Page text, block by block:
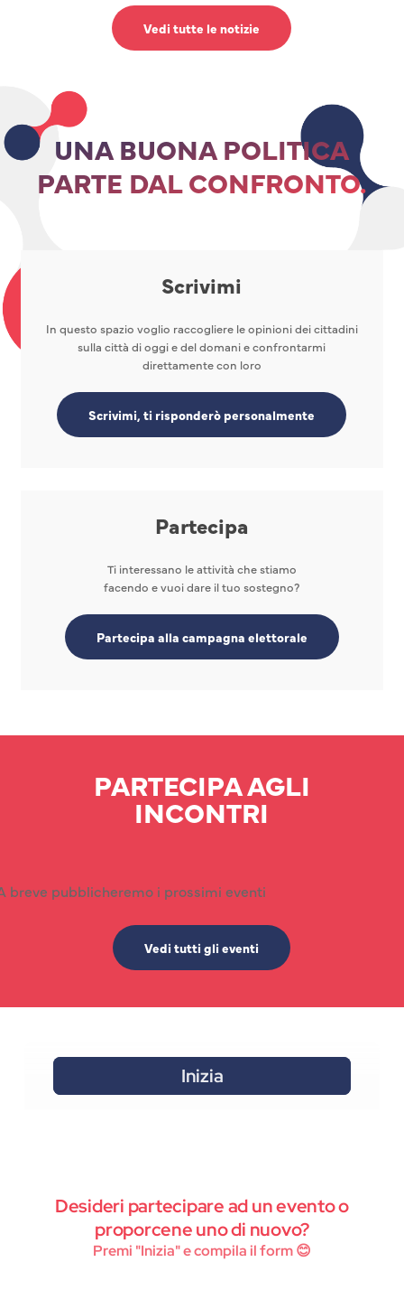
Vedi tutte le notizie
UNA BUONA POLITICA
PARTE DAL CONFRONTO.
Scrivimi
In questo spazio voglio raccogliere le opinioni dei cittadini
sulla città di oggi e del domani e confrontarmi
direttamente con loro
Scrivimi, ti risponderò personalmente
Partecipa
Ti interessano le attività che stiamo
facendo e vuoi dare il tuo sostegno?
Partecipa alla campagna elettorale
PARTECIPA AGLI
INCONTRI
breve pubblicheremo i prossimi eventi
Vedi tutti gli eventi